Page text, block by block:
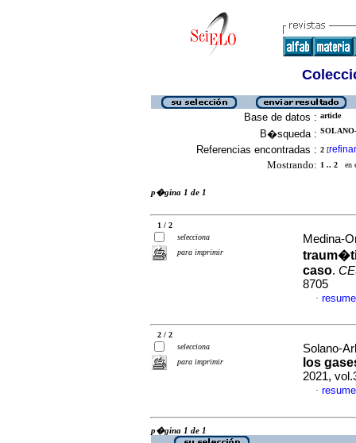
Base de datos : article
B�squeda :
Referencias encontradas : 2 [refinar
Mostrando: 1 .. 2 en
p�gina 1 de 1
1 / 2
selecciona
para imprimir
Medina-
caso.
8705
·
2 / 2
selecciona
para imprimir
Solano-
los
2021,
·
p�gina 1 de 1